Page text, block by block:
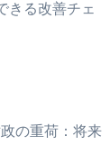
きる改善チェ
の重荷：将来